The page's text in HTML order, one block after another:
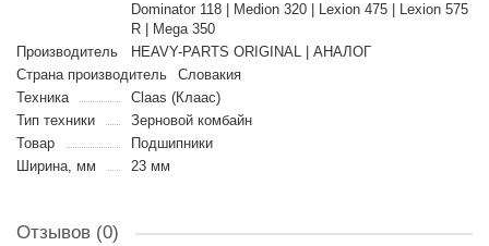
Dominator 118 | Medion 320 | Lexion 475 | Lexion 575
R | Mega 350
Производитель
HEAVY-PARTS ORIGINAL | АНАЛОГ
Страна производитель
Словакия
Техника
Claas (Клаас)
Тип техники
Зерновой комбайн
Товар
Подшипники
Ширина, мм
23 мм
Отзывов (0)